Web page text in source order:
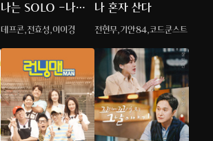
나는 SOLO -나는
솔로
데프콘,전효성,이이경
나 혼자 산다
전현무,기안84,코드쿤스트